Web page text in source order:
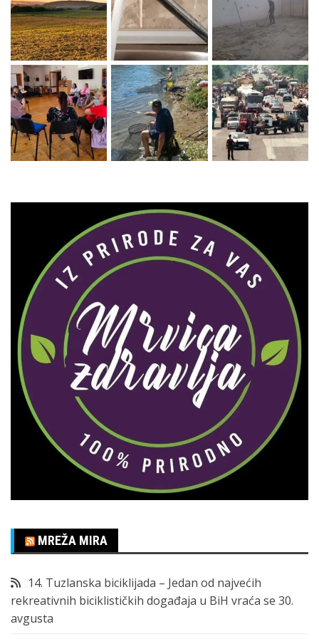
MREŽA MIRA
14. Tuzlanska biciklijada – Jedan od najvećih
rekreativnih biciklističkih događaja u BiH vraća se 30.
avgusta